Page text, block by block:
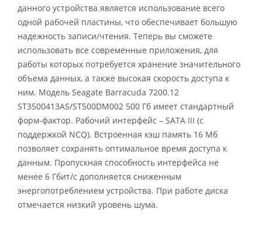
данного устройства является использование всего
одной рабочей пластины, что обеспечивает большую
надежность записи/чтения. Теперь вы сможете
использовать все современные приложения, для
работы которых потребуется хранение значительного
объема данных, а также высокая скорость доступа к
ним. Модель Seagate Barracuda 7200.12
ST3500413AS/ST500DM002 500 Гб имеет стандартный
форм-фактор. Рабочий интерфейс – SATA III (с
поддержкой NCQ). Встроенная кэш память 16 Мб
позволяет сохранять оптимальное время доступа к
данным. Пропускная способность интерфейса не
менее 6 Гбит/с дополняется сниженным
энергопотреблением устройства. При работе диска
отмечается низкий уровень шума.